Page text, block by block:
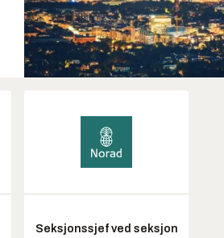
Seksjonssjef ved seksjon